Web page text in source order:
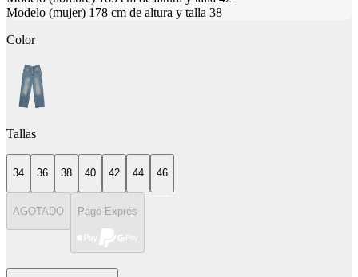
Modelo (mujer) 178 cm de altura y talla 38
Color
Tallas
34 36 38 40 42 44 46
AGOTADO Pago Exprés